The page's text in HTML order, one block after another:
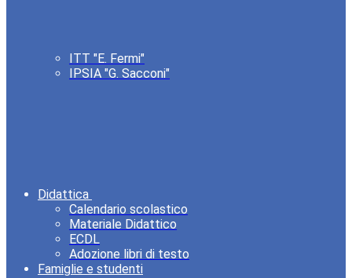
ITT "E. Fermi"
IPSIA "G. Sacconi"
Didattica
Calendario scolastico
Materiale Didattico
ECDL
Adozione libri di testo
Famiglie e studenti